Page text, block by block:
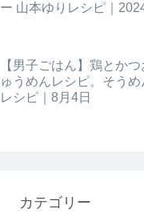
ー 山本ゆりレシピ｜
【男子ごはん】鶏とか
ゅうめんレシピ。そう
レシピ｜8月4日
カテゴリー